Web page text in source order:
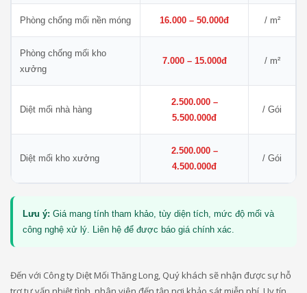
Phòng chống mối nền móng 16.000 – 50.000đ / m²
Phòng chống mối kho
xưởng
7.000 – 15.000đ / m²
Diệt mối nhà hàng
2.500.000 –
5.500.000đ
/ Gói
Diệt mối kho xưởng
2.500.000 –
4.500.000đ
/ Gói
Lưu ý: Giá mang tính tham khảo, tùy diện tích, mức độ mối và
công nghệ xử lý. Liên hệ để được báo giá chính xác.
Đến với Công ty Diệt Mối Thăng Long, Quý khách sẽ nhận được sự hỗ